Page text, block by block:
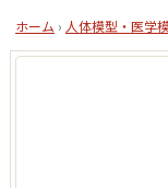
ホーム › 人体模型・医学